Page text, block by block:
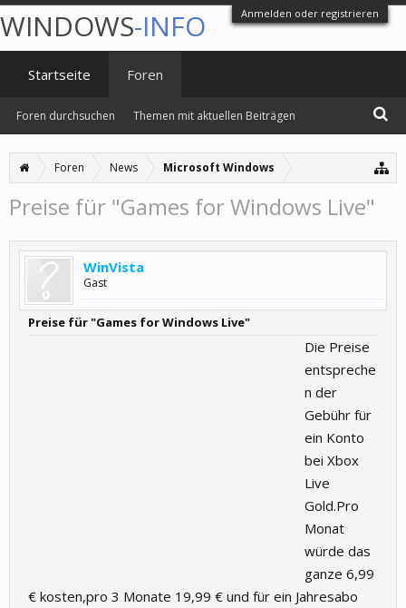
Anmelden oder registrieren
Foren News Microsoft Windows
Preise für "Games for Windows Live"
WinVista
Gast
Preise für "Games for Windows Live"
Die Preise
entspreche
n der
Gebühr für
ein Konto
bei Xbox
Live
Gold.Pro
Monat
würde das
ganze 6,99
€ kosten,pro 3 Monate 19,99 € und für ein Jahresabo
WINDOWS-INFO
Startseite Foren
Foren durchsuchen Themen mit aktuellen Beiträgen